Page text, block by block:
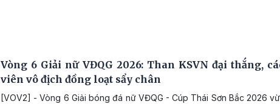
Vòng 6 Giải nữ VĐQG 2026: Than KSVN đại thắng,
viên vô địch đồng loạt sẩy chân
[VOV2] - Vòng 6 Giải bóng đá nữ VĐQG - Cúp Thái Sơn Bắc 2026